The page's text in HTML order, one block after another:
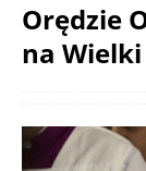
Orędzie
na Wielki